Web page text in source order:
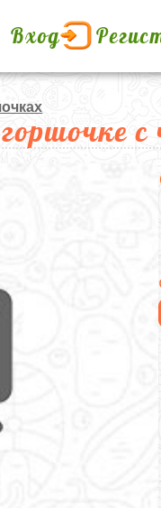
Вход
с